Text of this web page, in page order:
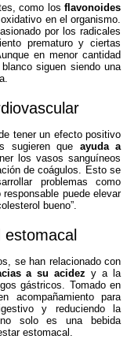
como los flavonoides
en el organismo.
por los radicales
prematuro y ciertas
en menor cantidad
siguen siendo una
tener un efecto positivo
sugieren que ayuda a
los vasos sanguíneos
de coágulos. Esto se
problemas como
puede elevar
bueno”.
estomacal
se han relacionado con
a su acidez y a la
gástricos. Tomado en
acompañamiento para
y reduciendo la
solo es una bebida
estomacal.